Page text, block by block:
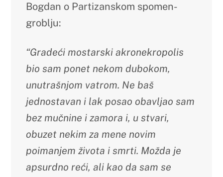
Bogdan o Partizanskom spomen-
groblju:
“Gradeći mostarski akronekropolis
bio sam ponet nekom dubokom,
unutrašnjom vatrom. Ne baš
jednostavan i lak posao obavljao sam
bez mučnine i zamora i, u stvari,
obuzet nekim za mene novim
poimanjem života i smrti. Možda je
apsurdno reći, ali kao da sam se